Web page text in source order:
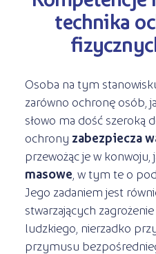
Kwalifikacyjne
Kształcenie
Kursy stacjonarne
Polityka
Kariera
s
technika
Osoba na tym
zarówno ochronę osób,
słowo ma dość szeroką
ochrony zabezpiecza
przewożąc je w konwoju,
masowe , w tym te o
Jego zadaniem jest
stwarzających
ludzkiego, nierzadko
przymusu